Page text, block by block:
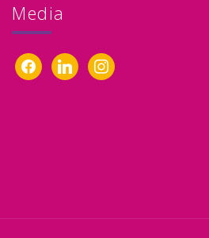
Media
facebooklinkedininstagram